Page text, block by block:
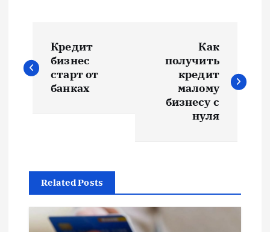
а
ц
Кредит
бизнес
старт от
банках
Как
получить
кредит
малому
бизнесу с
нуля
Related Posts